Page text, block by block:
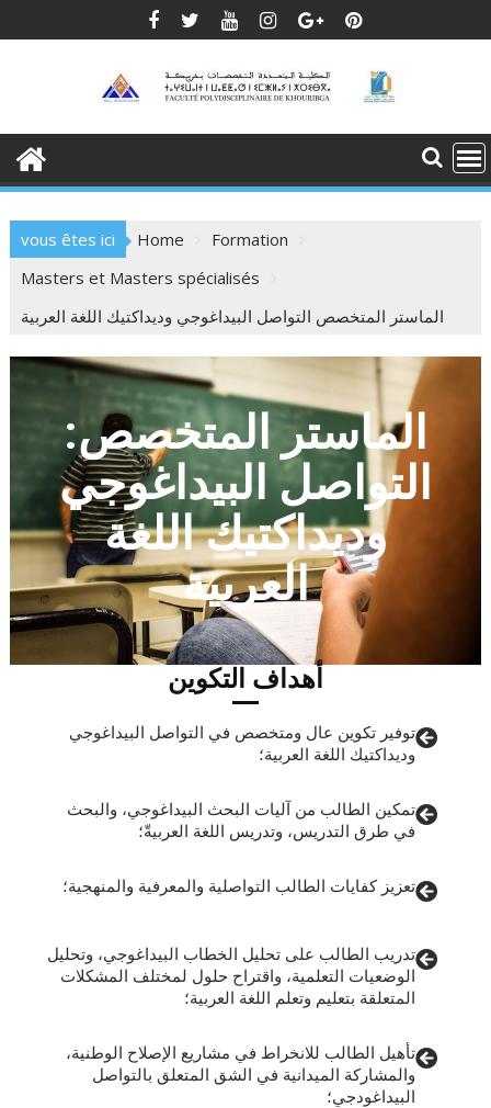
to
vous êtes ici Home
Formation
Masters et Masters spécialisés
الماستر المتخصص التواصل البيداغوجي وديداكتيك اللغة العربية
الماستر المتخصص:
التواصل البيداغوجي
وديداكتيك اللغة
العربية
أهداف التكوين
توفير تكوين عال ومتخصص في التواصل البيداغوجي
وديداكتيك اللغة العربية؛
تمكين الطالب من آليات البحث البيداغوجي، والبحث
في طرق التدريس، وتدريس اللغة العربيةّ؛
تعزيز كفايات الطالب التواصلية والمعرفية والمنهجية؛
تدريب الطالب على تحليل الخطاب البيداغوجي، وتحليل
الوضعيات التعلمية، واقتراح حلول لمختلف المشكلات
المتعلقة بتعليم وتعلم اللغة العربية؛
تأهيل الطالب للانخراط في مشاريع الإصلاح الوطنية،
والمشاركة الميدانية في الشق المتعلق بالتواصل
البيداغودجي؛